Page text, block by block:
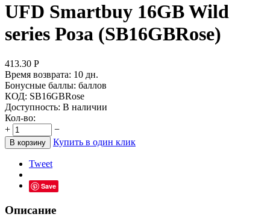
UFD Smartbuy 16GB Wild
series Роза (SB16GBRose)
413.30 Р
Время возврата: 10 дн.
Бонусные баллы: баллов
КОД: SB16GBRose
Доступность: В наличии
Кол-во:
+
−
В корзину Купить в один клик
Tweet
Save
Описание